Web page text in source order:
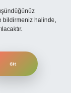
bildirmeniz halinde,